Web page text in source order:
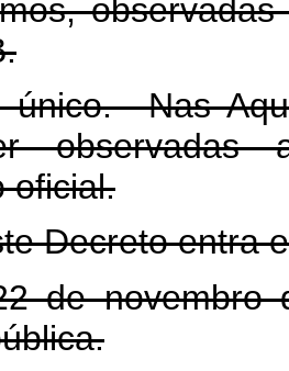
único. Nas
observadas
oficial.
Decreto entra
de novembro